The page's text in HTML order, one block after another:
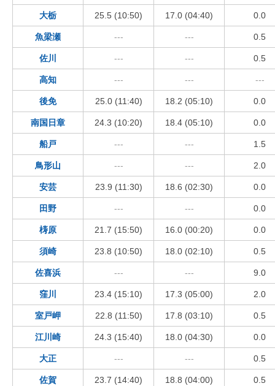
大栃 25.5 (10:50) 17.0 (04:40) 0.0
魚梁瀬 --- --- 0.5
佐川 --- --- 0.5
高知 --- --- ---
後免 25.0 (11:40) 18.2 (05:10) 0.0
南国日章 24.3 (10:20) 18.4 (05:10) 0.0
船戸 --- --- 1.5
鳥形山 --- --- 2.0
安芸 23.9 (11:30) 18.6 (02:30) 0.0
田野 --- --- 0.0
梼原 21.7 (15:50) 16.0 (00:20) 0.0
須崎 23.8 (10:50) 18.0 (02:10) 0.5
佐喜浜 --- --- 9.0
窪川 23.4 (15:10) 17.3 (05:00) 2.0
室戸岬 22.8 (11:50) 17.8 (03:10) 0.5
江川崎 24.3 (15:40) 18.0 (04:30) 0.0
大正 --- --- 0.5
佐賀 23.7 (14:40) 18.8 (04:00) 0.5